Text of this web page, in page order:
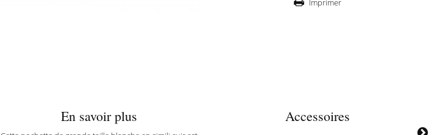
Imprimer
En savoir plus Accessoires